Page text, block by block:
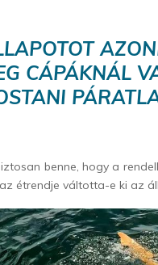
CÁPÁKNÁL
benne, hogy a
étrendje váltotta-e ki az